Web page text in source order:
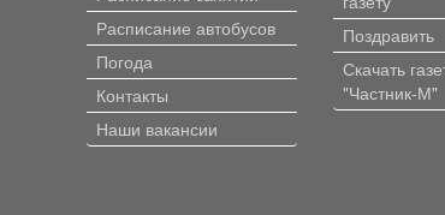
Расписание автобусов
Погода
Контакты
Наши вакансии
Поздравить
Скачать
"Частник-М"